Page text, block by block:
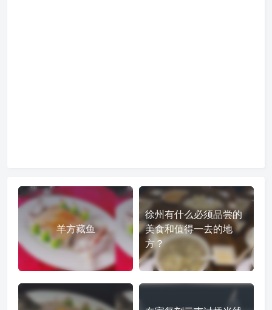
羊方藏鱼
徐州有什么必须品尝的
美食和值得一去的地
方？